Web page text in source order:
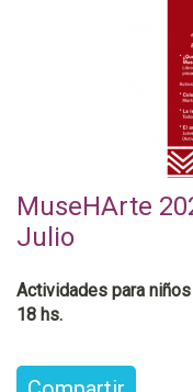
MuseHArte
Julio
Actividades para
18 hs.